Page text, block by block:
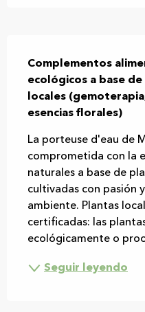
Complementos
ecológicos a base
locales
esencias florales)
La porteuse d'eau de
comprometida con la
naturales a base de
cultivadas con pasión
ambiente. Plantas
certificadas: las
ecológicamente o
Seguir leyendo